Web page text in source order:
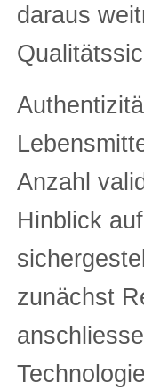
daraus
Anzahl
Hinblick
zunächst